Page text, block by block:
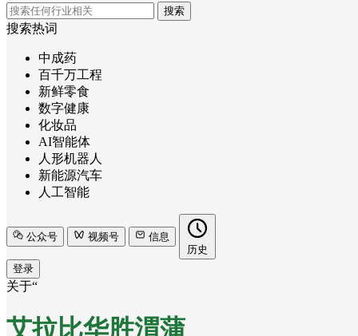
搜索
搜索热词
中成药
百千万工程
新鲜零食
数字健康
化妆品
AI智能体
人形机器人
新能源汽车
人工智能
公众号 视频号
信息
历史
登录
关于“
艾拉比华胜渭蒲